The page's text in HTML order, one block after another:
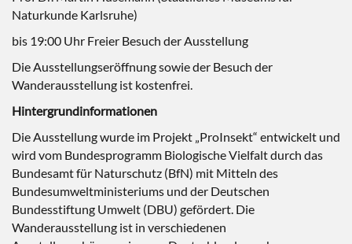
Naturkunde Karlsruhe)
bis 19:00 Uhr Freier Besuch der Ausstellung
Die Ausstellungseröffnung sowie der Besuch der
Wanderausstellung ist kostenfrei.
Hintergrundinformationen
Die Ausstellung wurde im Projekt „ProInsekt“ entwickelt und
wird vom Bundesprogramm Biologische Vielfalt durch das
Bundesamt für Naturschutz (BfN) mit Mitteln des
Bundesumweltministeriums und der Deutschen
Bundesstiftung Umwelt (DBU) gefördert. Die
Wanderausstellung ist in verschiedenen